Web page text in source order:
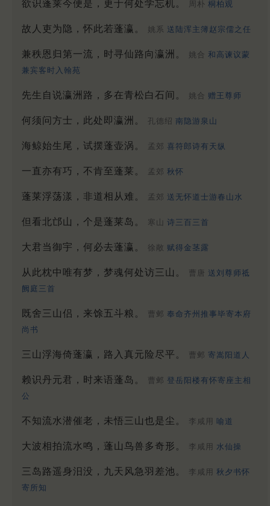
欲识蓬莱今便是，更于何处学忘机。 周朴 桐柏观
故人吏为隐，怀此若蓬瀛。 姚系 送陆浑主簿赵宗儒之任
兼秩恩归第一流，时寻仙路向瀛洲。 姚合 和高谏议蒙
兼宾客时入翰苑
先生自说瀛洲路，多在青松白石间。 姚合 赠王尊师
何须问方士，此处即瀛洲。 孔德绍 南隐游泉山
海鲸始生尾，试摆蓬壶涡。 孟郊 喜符郎诗有天纵
一直亦有巧，不肯至蓬莱。 孟郊 秋怀
蓬莱浮荡漾，非道相从难。 孟郊 送无怀道士游春山水
但看北邙山，个是蓬莱岛。 寒山 诗三百三首
大君当御宇，何必去蓬瀛。 徐敞 赋得金茎露
从此枕中唯有梦，梦魂何处访三山。 曹唐 送刘尊师祗
阙庭三首
既舍三山侣，来馀五斗粮。 曹邺 奉命齐州推事毕寄本府
尚书
三山浮海倚蓬瀛，路入真元险尽平。 曹邺 寄嵩阳道人
赖识丹元君，时来语蓬岛。 曹邺 登岳阳楼有怀寄座主相
公
不知流水潜催老，未悟三山也是尘。 李咸用 喻道
大波相拍流水鸣，蓬山鸟兽多奇形。 李咸用 水仙操
三岛路遥身汨没，九天风急羽差池。 李咸用 秋夕书怀
寄所知